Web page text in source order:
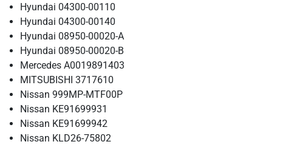
Hyundai 04300-00110
Hyundai 04300-00140
Hyundai 08950-00020-A
Hyundai 08950-00020-B
Mercedes A0019891403
MITSUBISHI 3717610
Nissan 999MP-MTF00P
Nissan KE91699931
Nissan KE91699942
Nissan KLD26-75802